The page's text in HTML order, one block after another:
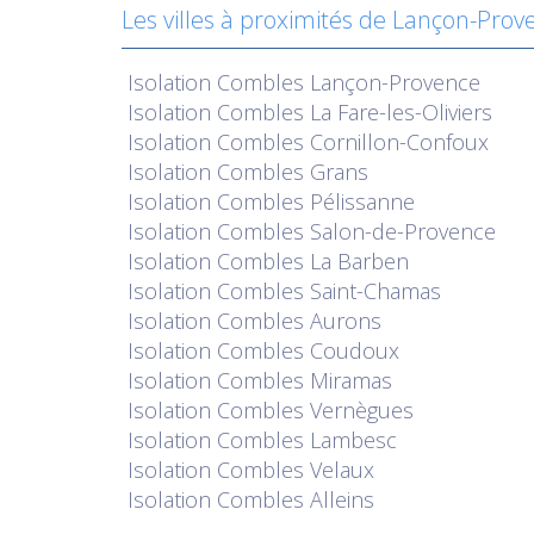
Les villes à proximités de Lançon-
Isolation Combles Lançon-Provence
Isolation Combles La Fare-les-Oliviers
Isolation Combles Cornillon-Confoux
Isolation Combles Grans
Isolation Combles Pélissanne
Isolation Combles Salon-de-Provence
Isolation Combles La Barben
Isolation Combles Saint-Chamas
Isolation Combles Aurons
Isolation Combles Coudoux
Isolation Combles Miramas
Isolation Combles Vernègues
Isolation Combles Lambesc
Isolation Combles Velaux
Isolation Combles Alleins